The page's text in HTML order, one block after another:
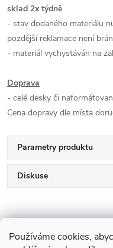
Používáme cookies,
sklad 2x týdně
- stav dodaného materiálu
pozdější reklamace není
- materiál vychystáván na
Doprava
- celé desky či
Cena dopravy dle místa
Parametry produktu
Diskuse